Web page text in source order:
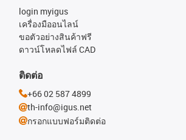
login myigus
เครื่องมืออนไลน์
ขอตัวอย่างสินค้าฟรี
ดาวน์โหลดไฟล์ CAD
ติดต่อ
+66 02 587 4899
th-info@igus.net
กรอกแบบฟอร์มติดต่อ